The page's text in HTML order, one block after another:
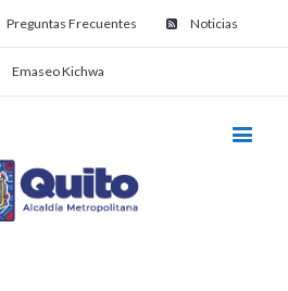
Preguntas Frecuentes Noticias
Emaseo Kichwa